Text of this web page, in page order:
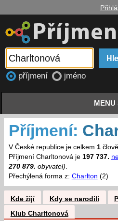
příjmení jméno
MENU
Příjmení:
V České republice je celkem 1
Příjmení Charltonová je 197 737.
270 879. obyvatel).
Přechýlená forma z: Charlton (2)
Kde žijí Kdy se narodili
Klub Charltonová